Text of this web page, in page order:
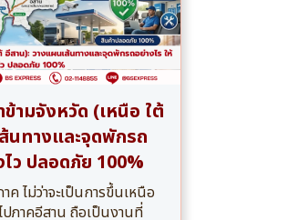
ามจังหวัด (เหนือ ใต้
นทางและจุดพักรถ
ว ปลอดภัย 100%
ไม่ว่าจะเป็นการขึ้นเหนือ
ปภาคอีสาน ถือเป็นงานที่